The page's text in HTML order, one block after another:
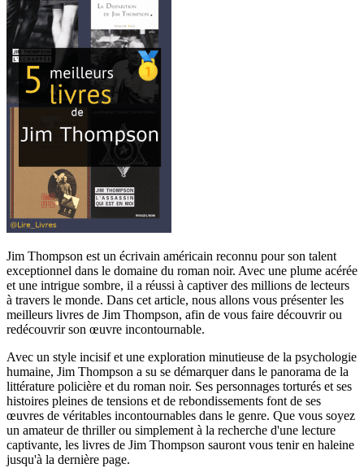
Jim Thompson est un écrivain américain reconnu pour son talent
exceptionnel dans le domaine du roman noir. Avec une plume acérée
et une intrigue sombre, il a réussi à captiver des millions de lecteurs
à travers le monde. Dans cet article, nous allons vous présenter les
meilleurs livres de Jim Thompson, afin de vous faire découvrir ou
redécouvrir son œuvre incontournable.
Avec un style incisif et une exploration minutieuse de la psychologie
humaine, Jim Thompson a su se démarquer dans le panorama de la
littérature policière et du roman noir. Ses personnages torturés et ses
histoires pleines de tensions et de rebondissements font de ses
œuvres de véritables incontournables dans le genre. Que vous soyez
un amateur de thriller ou simplement à la recherche d'une lecture
captivante, les livres de Jim Thompson sauront vous tenir en haleine
jusqu'à la dernière page.